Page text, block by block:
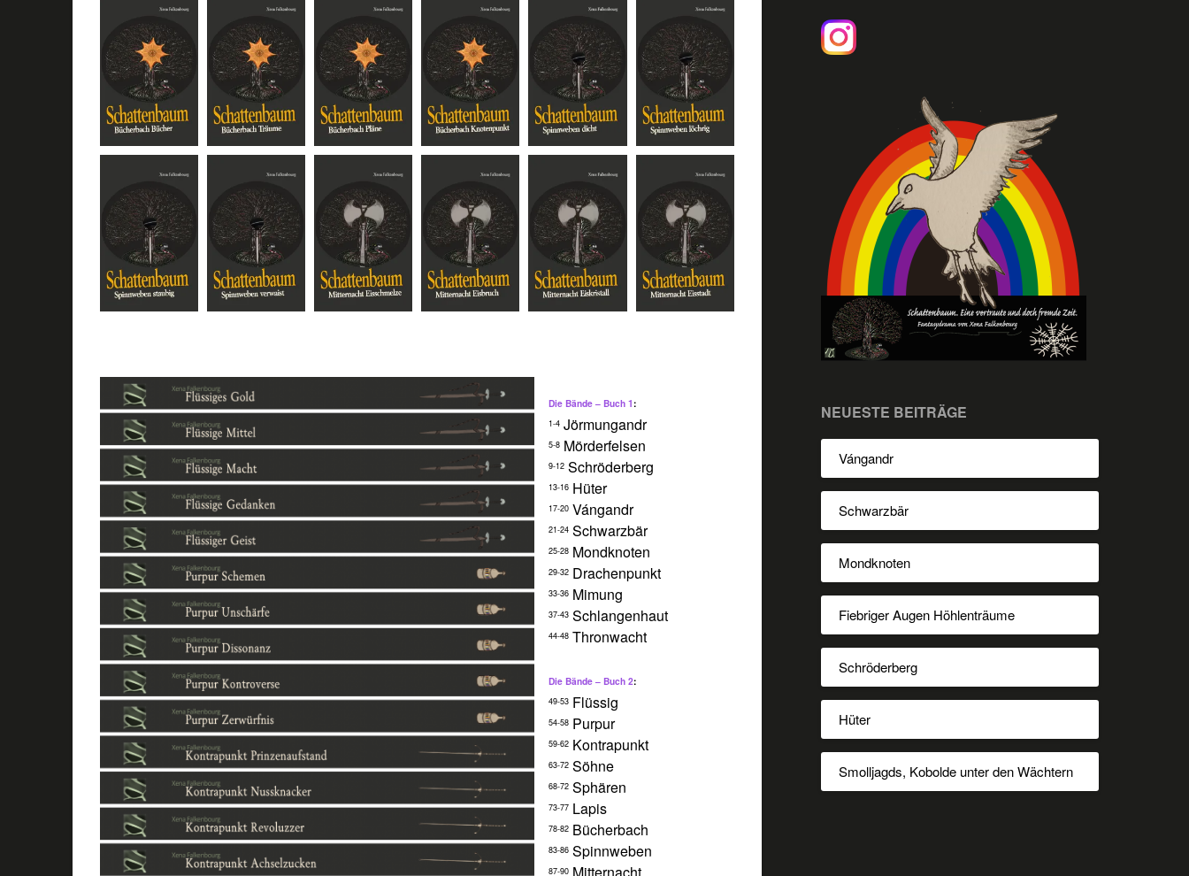
Die Bände – Buch 1 :
1-4 Jörmungandr
5-8 Mörderfelsen
9-12 Schröderberg
13-16 Hüter
17-20 Vángandr
21-24 Schwarzbär
25-28 Mondknoten
29-32 Drachenpunkt
33-36 Mimung
37-43 Schlangenhaut
44-48 Thronwacht
Die Bände – Buch 2:
49-53 Flüssig
54-58 Purpur
59-62 Kontrapunkt
63-72 Söhne
68-72 Sphären
73-77 Lapis
78-82 Bücherbach
83-86 Spinnweben
87-90 Mitternacht
NEUESTE BEITRÄGE
Vángandr
Schwarzbär
Mondknoten
Fiebriger Augen Höhlenträume
Schröderberg
Hüter
Smolljagds, Kobolde unter den Wächtern